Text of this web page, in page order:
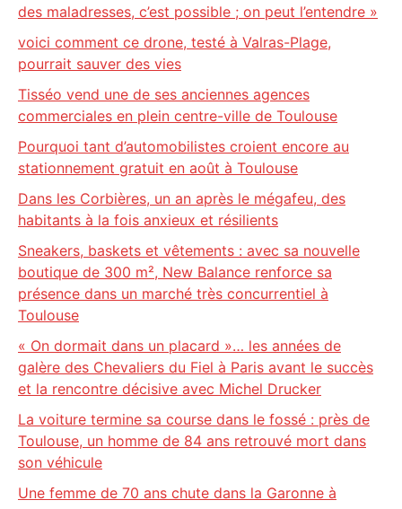
des maladresses, c’est possible ; on peut l’entendre »
voici comment ce drone, testé à Valras-Plage,
pourrait sauver des vies
Tisséo vend une de ses anciennes agences
commerciales en plein centre-ville de Toulouse
Pourquoi tant d’automobilistes croient encore au
stationnement gratuit en août à Toulouse
Dans les Corbières, un an après le mégafeu, des
habitants à la fois anxieux et résilients
Sneakers, baskets et vêtements : avec sa nouvelle
boutique de 300 m², New Balance renforce sa
présence dans un marché très concurrentiel à
Toulouse
« On dormait dans un placard »… les années de
galère des Chevaliers du Fiel à Paris avant le succès
et la rencontre décisive avec Michel Drucker
La voiture termine sa course dans le fossé : près de
Toulouse, un homme de 84 ans retrouvé mort dans
son véhicule
Une femme de 70 ans chute dans la Garonne à